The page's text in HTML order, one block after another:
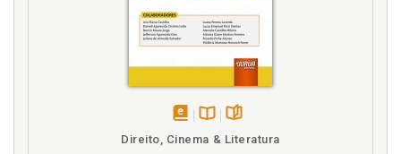
Direito, Cinema & Literatura